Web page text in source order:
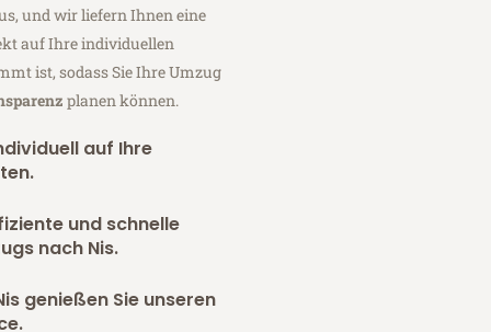
und wir liefern Ihnen eine
auf Ihre individuellen
ist, sodass Sie Ihre Umzug
planen können.
auf Ihre
und schnelle
nach Nis.
genießen Sie unseren